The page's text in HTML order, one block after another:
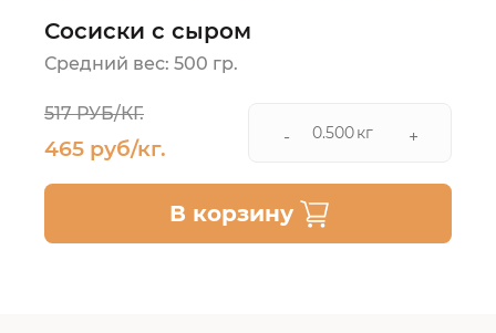
Сосиски с сыром
Средний вес: 500 гр.
517 РУБ/КГ.
465 руб/кг. - кг +
В корзину